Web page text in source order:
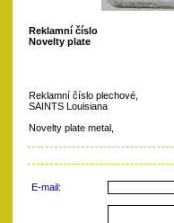
Reklamní číslo
Novelty plate
Reklamní číslo plechové,
SAINTS Louisiana
Novelty plate metal,
E-mail: